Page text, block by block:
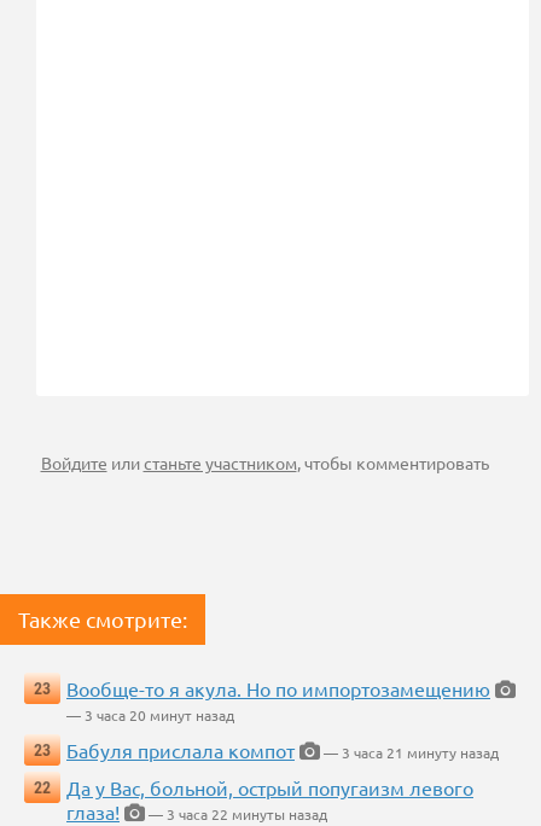
Войдите илистаньте участником, чтобы комментировать
Также смотрите:
23 Вообще-то я акула. Но по импортозамещению
— 3 часа 20 минут назад
23
Бабуля прислала компот
— 3 часа 21 минуту назад
22
Да у Вас, больной, острый попугаизм левого
глаза!
— 3 часа 22 минуты назад